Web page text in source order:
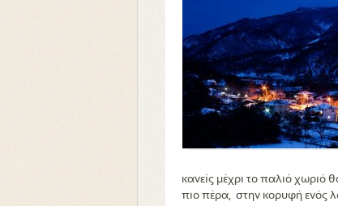
κανείς μέχρι το παλιό χωριό
πιο πέρα, στην κορυφή ενός